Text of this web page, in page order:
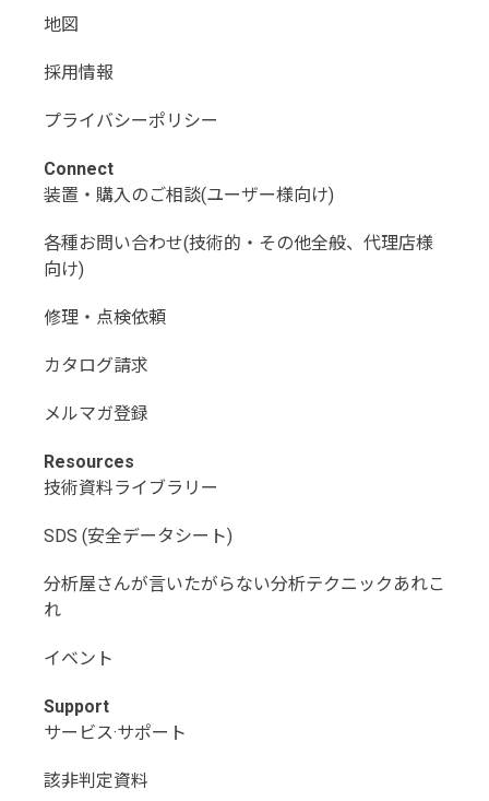
地図
採用情報
プライバシーポリシー
Connect
装置・購入のご相談(ユーザー様向け)
各種お問い合わせ(技術的・その他全般、代理店様
向け)
修理・点検依頼
カタログ請求
メルマガ登録
Resources
技術資料ライブラリー
SDS (安全データシート)
分析屋さんが言いたがらない分析テクニックあれこ
れ
イベント
Support
サービス·サポート
該非判定資料